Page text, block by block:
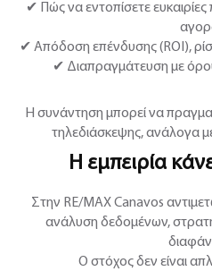
✔ Πώς να εντοπίσετε
✔ Απόδοση επένδυσης (ROI),
✔ Διαπραγμάτευση με
Η συνάντηση μπορεί να
τηλεδιάσκεψης, ανάλογα
Η εμπειρία
Στην RE/MAX Canavos
ανάλυση δεδομένων,
Ο στόχος δεν είναι